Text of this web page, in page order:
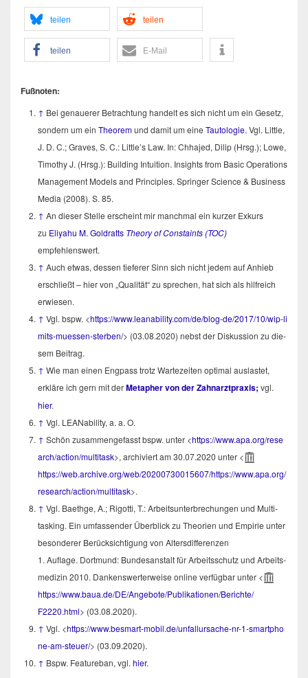
tei­len tei­len
tei­len E‑Mail
Fuß­no­ten:
↑ Bei genaue­rer Betrach­tung han­delt es sich nicht um ein Gesetz,
son­dern um ein Theo­remund damit um eine Tau­to­lo­gie. Vgl. Litt­le,
J. D. C.; Gra­ves, S. C.: Little’s Law. In: Chha­jed, Dil­ip (Hrsg.); Lowe,
Timo­thy J. (Hrsg.): Buil­ding Intui­ti­on. Insights from Basic Ope­ra­ti­ons
Manage­ment Models and Prin­ci­ples. Sprin­ger Sci­ence & Busi­ness
Media (2008). S. 85.
↑ An die­ser Stel­le erscheint mir manch­mal ein kur­zer Exkurs
zu Eli­ya­hu M. Gold­ratts Theo­ry of Con­s­taints (TOC)
empfehlenswert.
↑ Auch etwas, des­sen tie­fe­rer Sinn sich nicht jedem auf Anhieb
erschließt – hier von „Qua­li­tät“ zu spre­chen, hat sich als hilf­reich
erwiesen.
↑ Vgl. bspw. <https://​www​.leana​bi​li​ty​.com/​d​e​/​b​l​o​g​-​d​e​/​2​0​1​7​/​1​0​/​w​i​p​-​l​i​
m​i​t​s​-​m​u​e​s​s​e​n-sterben/> (03.08.2020) nebst der Dis­kus­si­on zu die­
sem Beitrag.
↑ Wie man einen Eng­pass trotz War­te­zei­ten opti­mal aus­las­tet,
erklä­re ich gern mit derMeta­pher von der Zahn­arzt­pra­xis; vgl.
hier.
↑ Vgl. LEANa­bi­li­ty, a. a. O.
↑ Schön zusam­men­ge­fasst bspw. unter <https://​www​.apa​.org/​r​e​s​e​
a​r​c​h​/​a​c​t​i​o​n​/multitask>, archi­viert am 30.07.2020 unter <
https://web.archive.org/web/20200730015607/https://www.apa.org/
research/action/multitask>.
↑ Vgl. Baeth­ge, A.; Rigot­ti, T.: Arbeits­un­ter­bre­chun­gen und Mul­ti­
tas­king. Ein umfas­sen­der Über­blick zu Theo­rien und Empi­rie unter
beson­de­rer Berück­sich­ti­gung von Altersdifferenzen
1. Auf­la­ge. Dort­mund: Bun­des­an­stalt für Arbeits­schutz und Arbeits­
me­di­zin 2010. Dan­kens­wer­ter­wei­se online ver­füg­bar unter <
https://​www​.baua​.de/​D​E​/​A​n​g​e​b​o​t​e​/​P​u​b​l​i​k​a​t​i​o​n​e​n​/​B​e​r​i​c​h​t​e​/​
F2220.html> (03.08.2020).
↑ Vgl. <https://​www​.besmart​-mobil​.de/​u​n​f​a​l​l​u​r​s​a​c​h​e​-​n​r​-​1​-​s​m​a​r​t​p​h​o​
n​e​-​am-steuer/> (03.09.2020).
↑ Bspw. Fea­tur­eban, vgl. hier.